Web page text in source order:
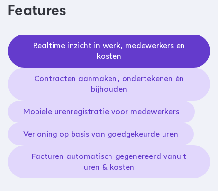
Features
Realtime inzicht in werk, medewerkers en
kosten
Contracten aanmaken, ondertekenen én
bijhouden
Mobiele urenregistratie voor medewerkers
Verloning op basis van goedgekeurde uren
Facturen automatisch gegenereerd vanuit
uren & kosten